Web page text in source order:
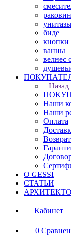
унитазы
биде
кнопки
ванны
велнес
Назад
Наши
Наши
Оплата
Возврат
О GESSI
СТАТЬИ
Кабинет
0